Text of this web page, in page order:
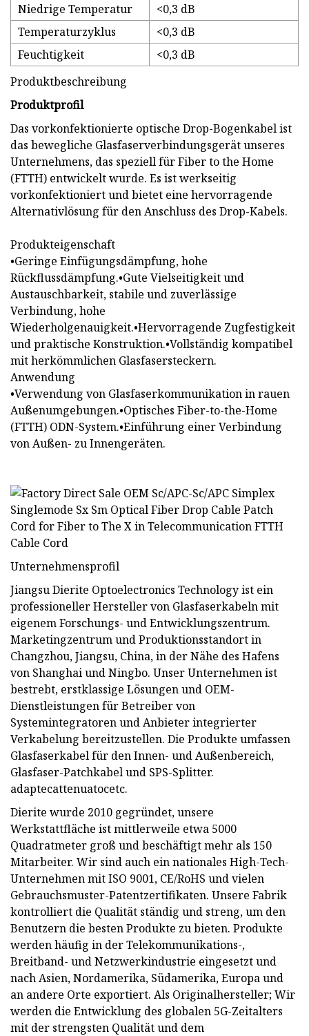
Niedrige Temperatur
<0,3 dB
Temperaturzyklus
<0,3 dB
Feuchtigkeit
<0,3 dB
Produktbeschreibung
Produktprofil
Das vorkonfektionierte optische Drop-Bogenkabel ist
das bewegliche Glasfaserverbindungsgerät unseres
Unternehmens, das speziell für Fiber to the Home
(FTTH) entwickelt wurde. Es ist werkseitig
vorkonfektioniert und bietet eine hervorragende
Alternativlösung für den Anschluss des Drop-Kabels.
Produkteigenschaft
•Geringe Einfügungsdämpfung, hohe
Rückflussdämpfung.•Gute Vielseitigkeit und
Austauschbarkeit, stabile und zuverlässige
Verbindung, hohe
Wiederholgenauigkeit.•Hervorragende Zugfestigkeit
und praktische Konstruktion.•Vollständig kompatibel
mit herkömmlichen Glasfasersteckern.
Anwendung
•Verwendung von Glasfaserkommunikation in rauen
Außenumgebungen.•Optisches Fiber-to-the-Home
(FTTH) ODN-System.•Einführung einer Verbindung
von Außen- zu Innengeräten.
Unternehmensprofil
Jiangsu Dierite Optoelectronics Technology ist ein
professioneller Hersteller von Glasfaserkabeln mit
eigenem Forschungs- und Entwicklungszentrum.
Marketingzentrum und Produktionsstandort in
Changzhou, Jiangsu, China, in der Nähe des Hafens
von Shanghai und Ningbo. Unser Unternehmen ist
bestrebt, erstklassige Lösungen und OEM-
Dienstleistungen für Betreiber von
Systemintegratoren und Anbieter integrierter
Verkabelung bereitzustellen. Die Produkte umfassen
Glasfaserkabel für den Innen- und Außenbereich,
Glasfaser-Patchkabel und SPS-Splitter.
adaptecattenuatocetc.
Dierite wurde 2010 gegründet, unsere
Werkstattfläche ist mittlerweile etwa 5000
Quadratmeter groß und beschäftigt mehr als 150
Mitarbeiter. Wir sind auch ein nationales High-Tech-
Unternehmen mit ISO 9001, CE/RoHS und vielen
Gebrauchsmuster-Patentzertifikaten. Unsere Fabrik
kontrolliert die Qualität ständig und streng, um den
Benutzern die besten Produkte zu bieten. Produkte
werden häufig in der Telekommunikations-,
Breitband- und Netzwerkindustrie eingesetzt und
nach Asien, Nordamerika, Südamerika, Europa und
an andere Orte exportiert. Als Originalhersteller; Wir
werden die Entwicklung des globalen 5G-Zeitalters
mit der strengsten Qualität und dem